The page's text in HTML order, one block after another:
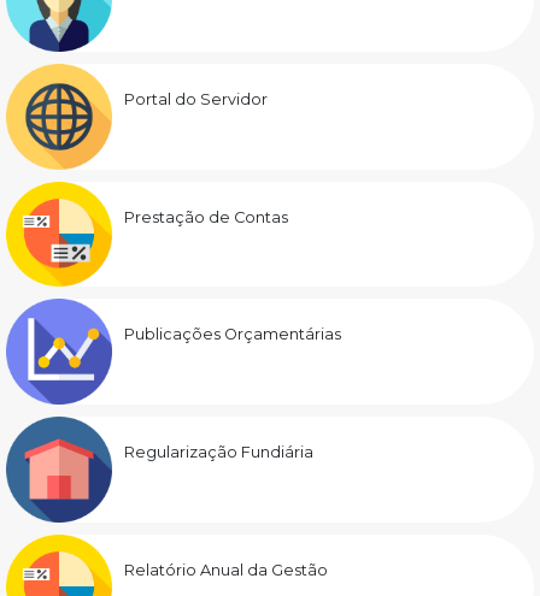
Portal do Servidor
Prestação de Contas
Publicações Orçamentárias
Regularização Fundiária
Relatório Anual da Gestão